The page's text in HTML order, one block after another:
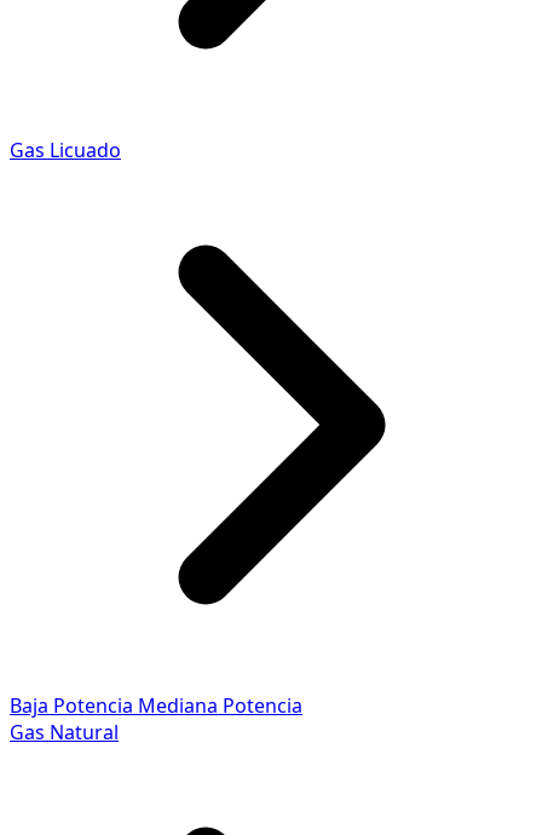
Gas Licuado
Baja Potencia Mediana Potencia
Gas Natural